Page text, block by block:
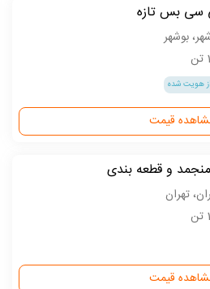
سی بس تازه
بوشهر
هویت شده
قیمت
و قطعه بندی
تهران
قیمت